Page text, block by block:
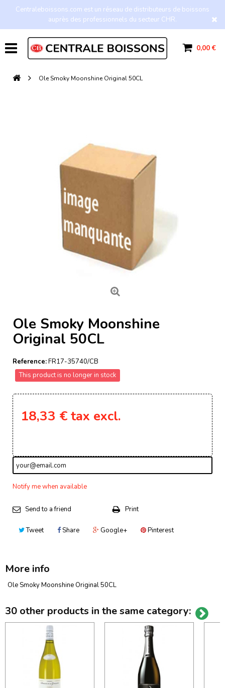
Centraleboissons.com est un réseau de distributeurs de boissons
auprès des professionnels du secteur CHR.
0,00 €
Ole Smoky Moonshine Original 50CL
Ole Smoky Moonshine
Original 50CL
Reference:FR17-35740/CB
This product is no longer in stock
18,33 € tax excl.
Notify me when available
Send to a friend Print
Tweet Share Google+ Pinterest
More info
Ole Smoky Moonshine Original 50CL
30 other products in the same category: